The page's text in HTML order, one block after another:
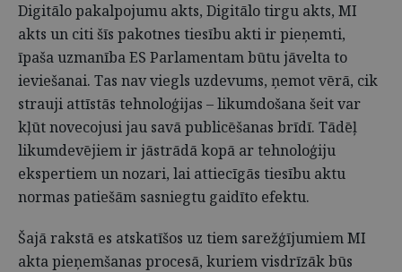
Digitālo pakalpojumu akts, Digitālo tirgu akts, MI
akts un citi šīs pakotnes tiesību akti ir pieņemti,
īpaša uzmanība ES Parlamentam būtu jāvelta to
ieviešanai. Tas nav viegls uzdevums, ņemot vērā, cik
strauji attīstās tehnoloģijas – likumdošana šeit var
kļūt novecojusi jau savā publicēšanas brīdī. Tādēļ
likumdevējiem ir jāstrādā kopā ar tehnoloģiju
ekspertiem un nozari, lai attiecīgās tiesību aktu
normas patiešām sasniegtu gaidīto efektu.
Šajā rakstā es atskatīšos uz tiem sarežģījumiem MI
akta pieņemšanas procesā, kuriem visdrīzāk būs